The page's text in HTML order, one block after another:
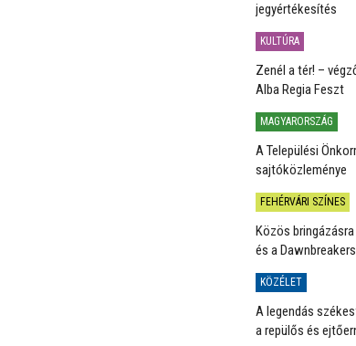
jegyértékesítés
KULTÚRA
Zenél a tér! –
Alba Regia Feszt
MAGYARORSZÁG
A Települési
sajtóközleménye
FEHÉRVÁRI SZÍNES
Közös
és a Dawnbreakers
KÖZÉLET
A legendás
a repülős és